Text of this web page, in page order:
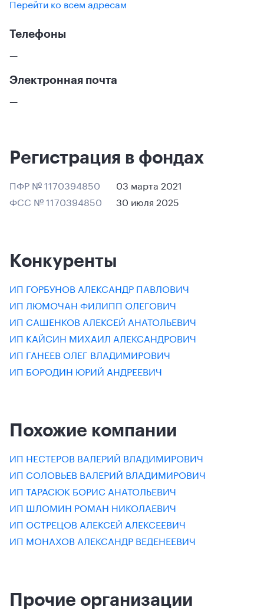
Перейти ко всем адресам
Телефоны
—
Электронная почта
—
Регистрация в фондах
ПФР № 1170394850
03 марта 2021
ФСС № 1170394850
30 июля 2025
Конкуренты
ИП ГОРБУНОВ АЛЕКСАНДР ПАВЛОВИЧ
ИП ЛЮМОЧАН ФИЛИПП ОЛЕГОВИЧ
ИП САШЕНКОВ АЛЕКСЕЙ АНАТОЛЬЕВИЧ
ИП КАЙСИН МИХАИЛ АЛЕКСАНДРОВИЧ
ИП ГАНЕЕВ ОЛЕГ ВЛАДИМИРОВИЧ
ИП БОРОДИН ЮРИЙ АНДРЕЕВИЧ
Похожие компании
ИП НЕСТЕРОВ ВАЛЕРИЙ ВЛАДИМИРОВИЧ
ИП СОЛОВЬЕВ ВАЛЕРИЙ ВЛАДИМИРОВИЧ
ИП ТАРАСЮК БОРИС АНАТОЛЬЕВИЧ
ИП ШЛОМИН РОМАН НИКОЛАЕВИЧ
ИП ОСТРЕЦОВ АЛЕКСЕЙ АЛЕКСЕЕВИЧ
ИП МОНАХОВ АЛЕКСАНДР ВЕДЕНЕЕВИЧ
Прочие организации